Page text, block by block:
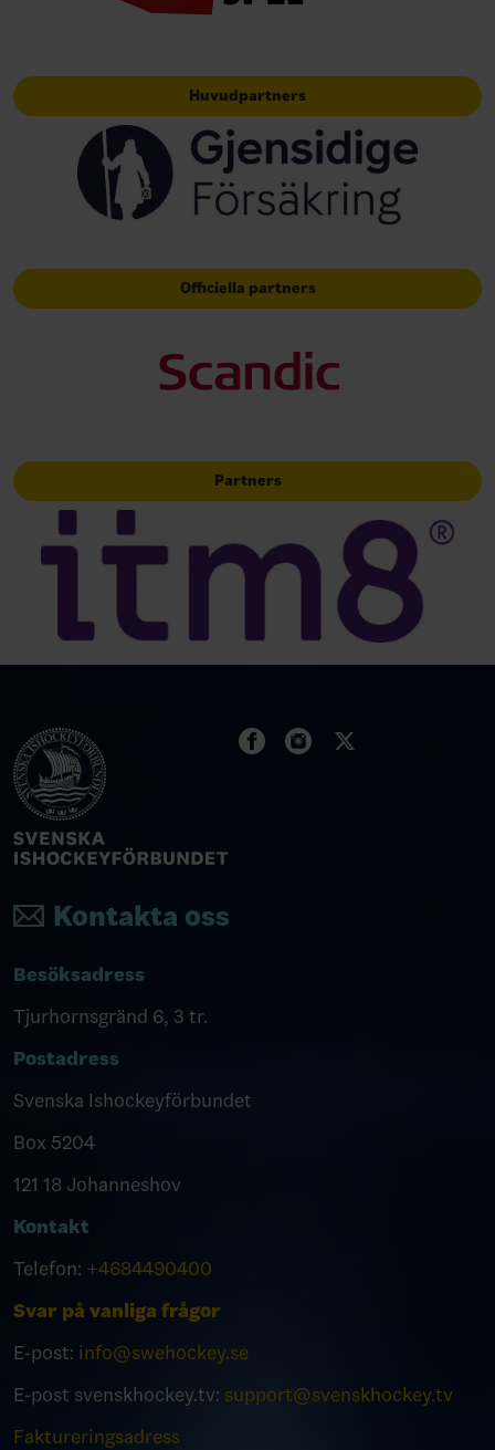
Huvudpartners
Officiella partners
Partners
Kontakta oss
Besöksadress
Tjurhornsgränd 6, 3 tr.
Postadress
Svenska Ishockeyförbundet
Box 5204
121 18 Johanneshov
Kontakt
Telefon: +4684490400
Svar på vanliga frågor
E-post: info@swehockey.se
E-post svenskhockey.tv: support@svenskhockey.tv
Faktureringsadress